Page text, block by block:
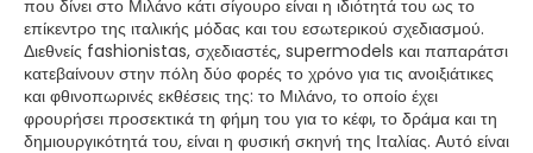
που δίνει στο Μιλάνο κάτι σίγουρο είναι η ιδιότητά του ως το
επίκεντρο της ιταλικής μόδας και του εσωτερικού σχεδιασμού.
Διεθνείς fashionistas, σχεδιαστές, supermodels και παπαράτσι
κατεβαίνουν στην πόλη δύο φορές το χρόνο για τις ανοιξιάτικες
και φθινοπωρινές εκθέσεις της: το Μιλάνο, το οποίο έχει
φρουρήσει προσεκτικά τη φήμη του για το κέφι, το δράμα και τη
δημιουργικότητά του, είναι η φυσική σκηνή της Ιταλίας. Αυτό είναι